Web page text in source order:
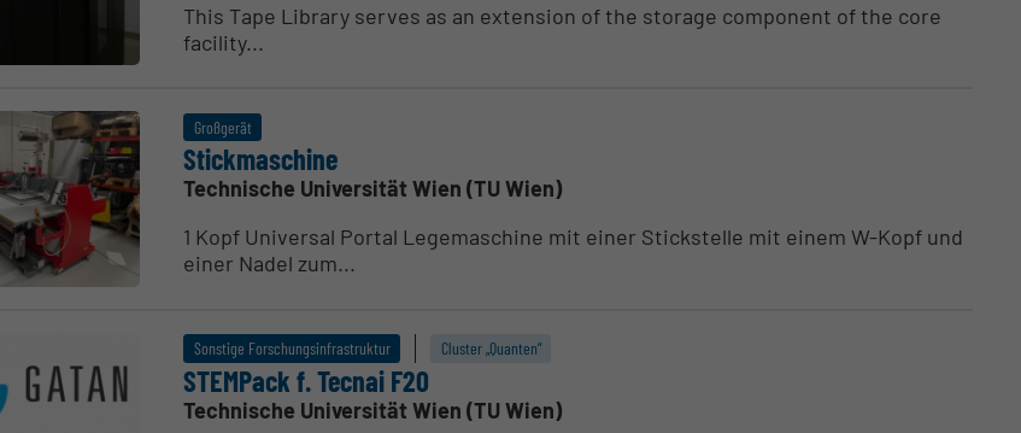
This Tape Library serves as an extension of the storage component of the core
facility...
Großgerät
Stick­ma­schine
Technische Universität Wien (TU Wien)
1 Kopf Universal Portal Legemaschine mit einer Stickstelle mit einem W-Kopf und
einer Nadel zum...
Sonstige Forschungsinfrastruktur Cluster „Quanten“
STEMPack f. Tecnai F20
Technische Universität Wien (TU Wien)